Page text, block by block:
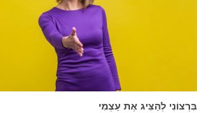
בִּרְצוֹנִי לְהַצִּיג אֶת עַצְמִי